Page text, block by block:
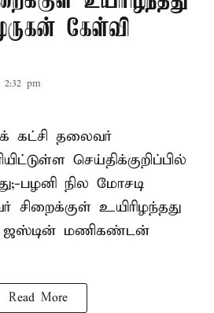
கேள்வி
2:32 pm
கட்சி தலைவர்
செய்திக்குறிப்பில்
பழனி நில மோசடி
உயிரிழந்தது
ஜஸ்டின் மணிகண்டன்
Read More